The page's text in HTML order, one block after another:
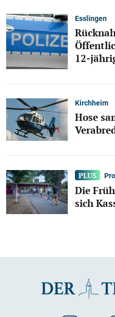
Esslingen
12-
Kirchheim
Hose
Die
sich